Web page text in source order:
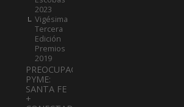
2023
Vigésima
Tercera
Edición
Premios
2019
PREOCUPACIÓN
PYME:
SANTA FE
+